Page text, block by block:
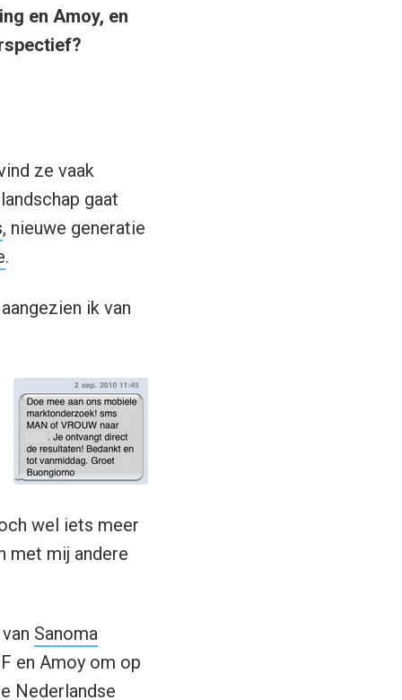
en Amoy, en
ze vaak
gaat
, nieuwe generatie
.
ik van
wel iets meer
met mij andere
Sanoma
en Amoy om op
Nederlandse